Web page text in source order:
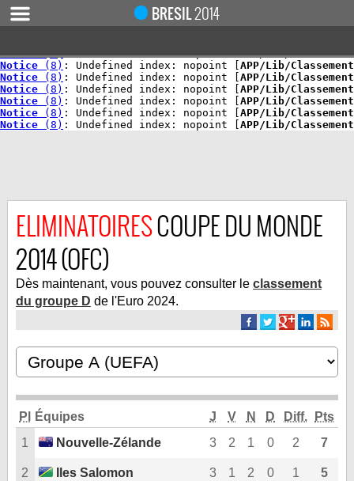
Notice : Undefined index: nopoint [
Notice
: Undefined index: nopoint [
Notice (8): Undefined index: nopoint [APP/Lib/
Notice (8): Undefined index: nopoint [APP/Lib/
Notice (8) : Undefined index: nopoint [ APP/Lib/
Notice (8) : Undefined index: nopoint [ APP/Lib/
Notice (8) : Undefined index: nopoint [ APP/Lib/
Notice (8) : Undefined index: nopoint [ APP/Lib/
Notice (8) : Undefined index: nopoint [ APP/Lib/
Notice (8) : Undefined index: nopoint [ APP/Lib/
BRESIL2014
ACCUEIL
ACTUALITÉ
COUPE DU MONDE 2019
MONDIAL 2014
QUARTS DE FINALE
DEMI-FINALES
CLASSEMENTS
LES BUTEURS
HOMME DU MATCH
LES 32 ÉQUIPES
ELIMINATOIRESCOUPE DU MONDE
2014 (OFC)
Dès maintenant, vous pouvez consulter le classement
du groupe D de l'Euro 2024.
Pl Équipes J V N D Diff.
Pts
1
Nouvelle-Zélande 3 2 1 0 2 7
2 Iles Salomon 3 1 2 0 1 5